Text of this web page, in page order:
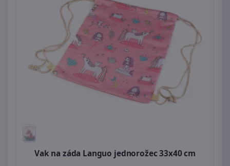
Vak na záda Languo jednorožec 33x40 cm